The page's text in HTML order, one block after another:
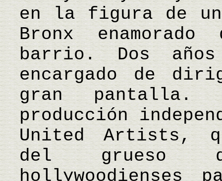
en la figura de un
Bronx
barrio. Dos
encargado de
gran pantalla.
producción
United Artists,
del grueso
hollywoodienses